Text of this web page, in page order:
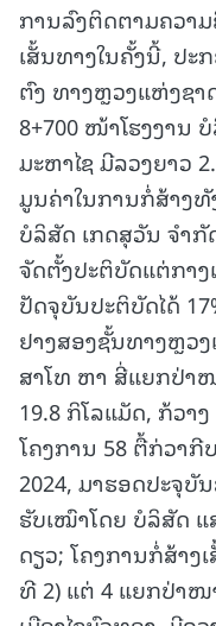
ການລົງຕິດຕາມຄວາ
ເສັ້ນທາງໃນຄັ້ງນີ້, ປະ
ຕົງ ທາງຫຼວງແຫ່ງຊາ
8+700 ໜ້າໂຮງງານ
ມະຫາໄຊ ມີລວງຍາວ
ມູນຄ່າໃນການກໍ່ສ້າງ
ບໍລິສັດ ເກດສຸວັນ ຈໍາ
ຈັດຕັ້ງປະຕິບັດແຕ່ກາງ
ປັດຈຸບັນປະຕິບັດໄດ້
ຢາງສອງຊັ້ນທາງຫຼວ
ສາໂທ ຫາ ສີ່ແຍກປ່າ
19.8 ກິໂລແມັດ, ກ້ວາ
ໂຄງການ 58 ຕື້ກ່ວາກີ
2024, ມາຮອດປະຈຸບັ
ຮັບເໝົາໂດຍ ບໍລິສັດ
ດຽວ; ໂຄງການກໍ່ສ້າງ
ທີ 2) ແຕ່ 4 ແຍກປ່າໜ